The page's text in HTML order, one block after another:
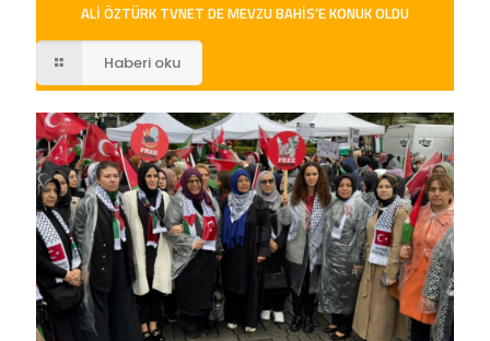
ALI ÖZTÜRK TVNET DE MEVZU BAHIS’E KONUK OLDU
Haberi oku